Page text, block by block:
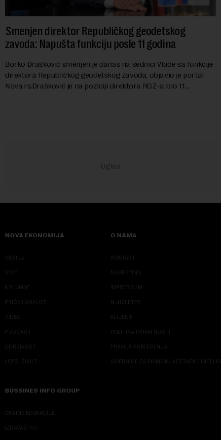
Smenjen direktor Republičkog geodetskog
zavoda: Napušta funkciju posle 11 godina
Borko Drašković smenjen je danas na sednici Vlade sa funkcije
direktora Republičkog geodetskog zavoda, objavio je portal
Nova.rs.Drašković je na poziciji direktora RGZ-a bio 11
NOVA EKONOMIJA
SRBIJA
SVET
KOLUMNE
PRIČE I ANALIZE
VIDEO
PODCAST
ODRŽIVOST
LEPŠI ŽIVOT
O NAMA
KONTAKT
MARKETING
IMPRESSUM
NJUZLETER
KLIJENTI
POLITIKA PRIVATNOSTI
PRAVILA KORIŠĆENJA
SMERNICE ZA PRIMENU VEŠTAČKE
BUSSINES INFO GROUP
ONLINE EDUKACIJE
IZDAVAŠTVO